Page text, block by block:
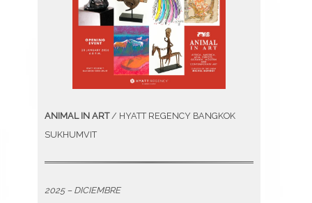
ANIMAL IN ART/ HYATT REGENCY BANGKOK
SUKHUMVIT
2025 – DICIEMBRE